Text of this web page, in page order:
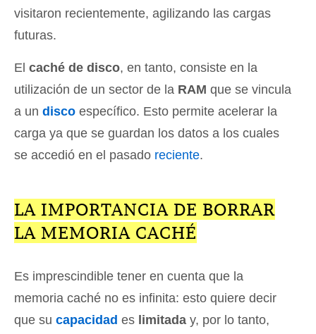
visitaron recientemente, agilizando las cargas
futuras.
El caché de disco, en tanto, consiste en la
utilización de un sector de la RAM que se vincula
a un disco específico. Esto permite acelerar la
carga ya que se guardan los datos a los cuales
se accedió en el pasado reciente.
LA IMPORTANCIA DE BORRAR
LA MEMORIA CACHÉ
Es imprescindible tener en cuenta que la
memoria caché no es infinita: esto quiere decir
que su capacidad es limitada y, por lo tanto,